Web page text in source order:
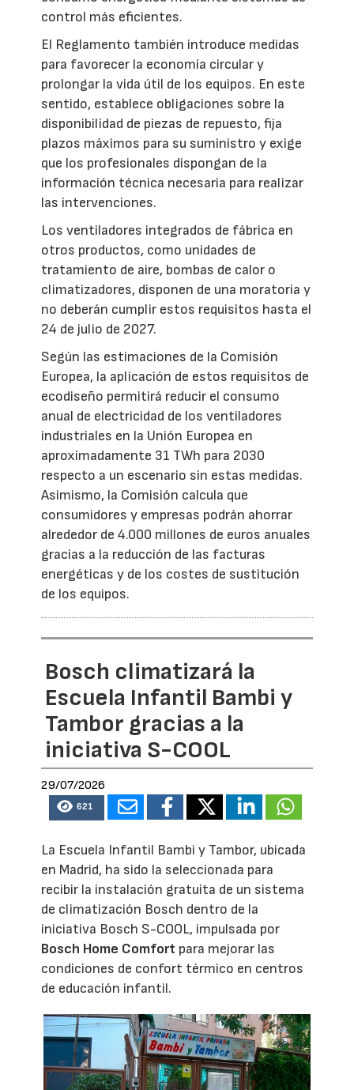
control más eficientes.
El Reglamento también introduce medidas
para favorecer la economía circular y
prolongar la vida útil de los equipos. En este
sentido, establece obligaciones sobre la
disponibilidad de piezas de repuesto, fija
plazos máximos para su suministro y exige
que los profesionales dispongan de la
información técnica necesaria para realizar
las intervenciones.
Los ventiladores integrados de fábrica en
otros productos, como unidades de
tratamiento de aire, bombas de calor o
climatizadores, disponen de una moratoria y
no deberán cumplir estos requisitos hasta el
24 de julio de 2027.
Según las estimaciones de la Comisión
Europea, la aplicación de estos requisitos de
ecodiseño permitirá reducir el consumo
anual de electricidad de los ventiladores
industriales en la Unión Europea en
aproximadamente 31 TWh para 2030
respecto a un escenario sin estas medidas.
Asimismo, la Comisión calcula que
consumidores y empresas podrán ahorrar
alrededor de 4.000 millones de euros anuales
gracias a la reducción de las facturas
energéticas y de los costes de sustitución
de los equipos.
Bosch climatizará la
Escuela Infantil Bambi y
Tambor gracias a la
iniciativa S-COOL
29/07/2026
621
La Escuela Infantil Bambi y Tambor, ubicada
en Madrid, ha sido la seleccionada para
recibir la instalación gratuita de un sistema
de climatización Bosch dentro de la
iniciativa Bosch S-COOL, impulsada por
Bosch Home Comfort para mejorar las
condiciones de confort térmico en centros
de educación infantil.